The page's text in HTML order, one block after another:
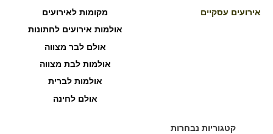
אירועים עסקיים
מקומות לאירועים
אולמות אירועים לחתונות
אולם לבר מצווה
אולמות לבת מצווה
אולמות לברית
אולם לחינה
קטגוריות נבחרות